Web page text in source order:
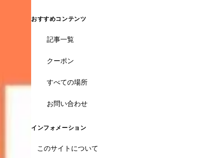
おすすめコンテンツ
記事一覧
クーポン
すべての場所
お問い合わせ
インフォメーション
このサイトについて